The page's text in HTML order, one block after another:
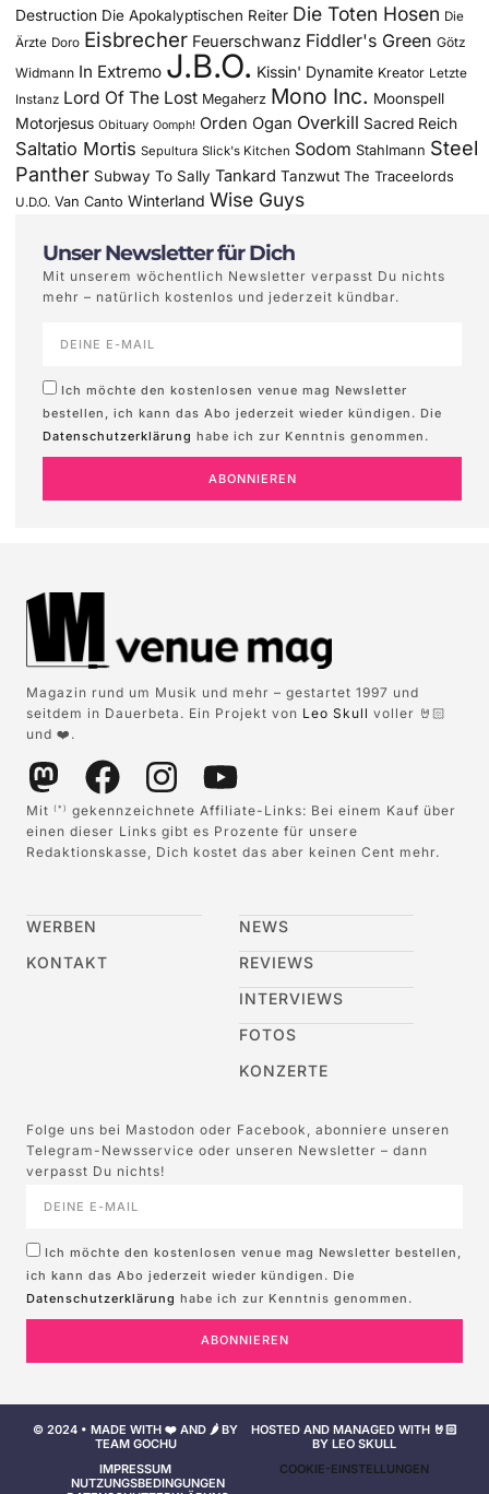
Destruction Die Apokalyptischen Reiter Die Toten Hosen Die
Ärzte Doro Eisbrecher Feuerschwanz Fiddler's Green Götz
Widmann In Extremo J.B.O. Kissin' Dynamite Kreator Letzte
Instanz Lord Of The Lost Megaherz Mono Inc. Moonspell
Motorjesus Obituary Oomph! Orden Ogan Overkill Sacred Reich
Saltatio Mortis Sepultura Slick's Kitchen Sodom Stahlmann Steel
Panther Subway To Sally Tankard Tanzwut The Traceelords
U.D.O. Van Canto Winterland Wise Guys
Unser Newsletter für Dich
Mit unserem wöchentlich Newsletter verpasst Du nichts
mehr – natürlich kostenlos und jederzeit kündbar.
Ich möchte den kostenlosen venue mag Newsletter
bestellen, ich kann das Abo jederzeit wieder kündigen. Die
Datenschutzerklärung habe ich zur Kenntnis genommen.
ABONNIEREN
Magazin rund um Musik und mehr – gestartet 1997 und
seitdem in Dauerbeta. Ein Projekt von Leo Skull voller 🤘🏻
und ❤️.
Mit (*)
gekennzeichnete Affiliate-Links: Bei einem Kauf über
einen dieser Links gibt es Prozente für unsere
Redaktionskasse, Dich kostet das aber keinen Cent mehr.
WERBEN
KONTAKT
NEWS
REVIEWS
INTERVIEWS
FOTOS
KONZERTE
Folge uns bei Mastodon oder Facebook, abonniere unseren
Telegram-Newsservice oder unseren Newsletter – dann
verpasst Du nichts!
Ich möchte den kostenlosen venue mag Newsletter bestellen,
ich kann das Abo jederzeit wieder kündigen. Die
Datenschutzerklärung habe ich zur Kenntnis genommen.
ABONNIEREN
© 2024 • MADE WITH ❤️ AND 🌶️ BY
TEAM GOCHU
HOSTED AND MANAGED WITH 🤘🏻
BY LEO SKULL
IMPRESSUM
NUTZUNGSBEDINGUNGEN
COOKIE-EINSTELLUNGEN